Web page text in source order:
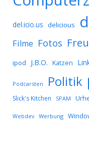
del.icio.us delicious
Filme Fotos
ipod J.B.O. Katzen
Podcarsten Politik
Slick's Kitchen SPAM
Webdev Werbung